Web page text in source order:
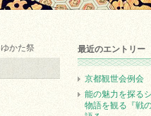
かた祭 最近のエントリー
京都観世会例会
能の魅力を探る
物語を観る『戦